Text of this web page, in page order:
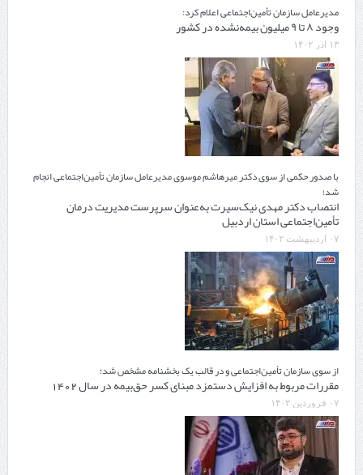
مدیرعامل سازمان تأمین‌اجتماعی اعلام کرد:
وجود ۸ تا ۹ میلیون بیمه‌نشده در کشور
۱۳ آذر ۱۴۰۲
با صدور حکمی از سوی دکتر میرهاشم موسوی مدیرعامل سازمان تأمین‌اجتماعی انجام
شد؛
انتصاب دکتر مهدی نیک‌سیرت به‌عنوان سرپرست مدیریت درمان
تأمین‌اجتماعی استان اردبیل
۰۷ اردیبهشت ۱۴۰۲
از سوی سازمان تأمین‌اجتماعی و در قالب یک بخشنامه مشخص شد؛
مقررات مربوط به افزایش دستمزد مبنای کسر حق‏‌بیمه در سال 1402
۰۷ فروردین ۱۴۰۲